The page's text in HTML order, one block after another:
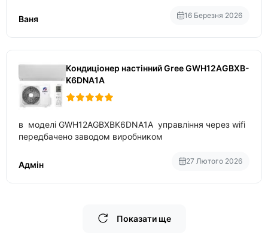
температури
Ваня 16 Березня 2026
Кондиціонер настінний Gree GWH12AGBXB-
K6DNA1A
в моделі GWH12AGBXBK6DNA1A управління через wifi
передбачено заводом виробником
Адмін 27 Лютого 2026
Показати ще